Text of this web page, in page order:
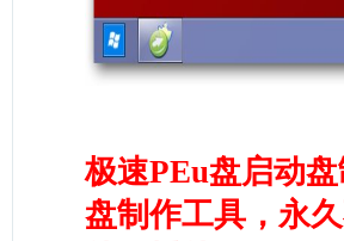
极速PEu盘启动
盘制作工具，永